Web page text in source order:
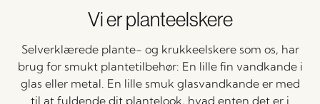
Vi er planteelskere
Selverklærede plante- og krukkeelskere som os, har
brug for smukt plantetilbehør: En lille fin vandkande i
glas eller metal. En lille smuk glasvandkande er med
til at fuldende dit plantelook, hvad enten det er i